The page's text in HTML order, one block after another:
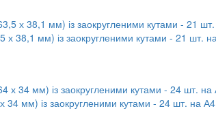
х 38,1 мм) із заокругленими кутами - 21 шт.
34 мм) із заокругленими кутами - 24 шт. на